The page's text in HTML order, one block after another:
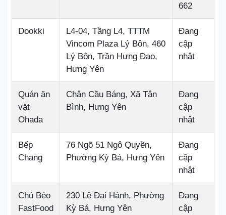
662
Dookki
L4-04, Tầng L4, TTTM
Vincom Plaza Lý Bôn, 460
Lý Bôn, Trần Hưng Đạo,
Hưng Yên
Đang
cập
nhật
Quán ăn
vặt
Ohada
Chân Cầu Báng, Xã Tân
Bình, Hưng Yên
Đang
cập
nhật
Bếp
Chang
76 Ngõ 51 Ngô Quyền,
Phường Kỳ Bá, Hưng Yên
Đang
cập
nhật
Chú Béo
FastFood
230 Lê Đại Hành, Phường
Kỳ Bá, Hưng Yên
Đang
cập